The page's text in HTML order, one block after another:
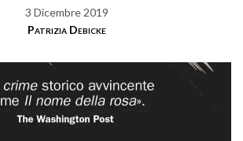
3 Dicembre 2019
Patrizia Debicke